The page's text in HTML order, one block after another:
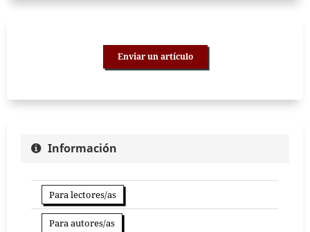
Enviar un artículo
Información
Para lectores/as
Para autores/as